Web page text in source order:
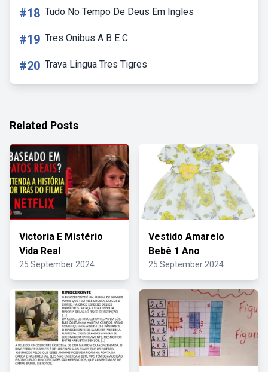
#18 Tudo No Tempo De Deus Em Ingles
#19 Tres Onibus A B E C
#20 Trava Lingua Tres Tigres
Related Posts
Victoria E Mistério
Vida Real
25 September 2024
Vestido Amarelo
Bebê 1 Ano
25 September 2024